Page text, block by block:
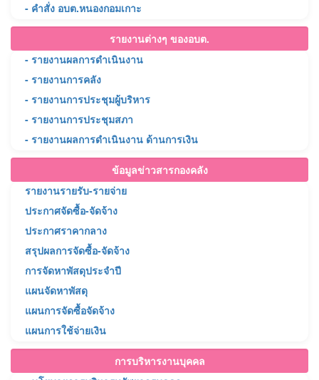
- คำสั่ง อบต.หนองกอมเกาะ
รายงานต่างๆ ของอบต.
- รายงานผลการดำเนินงาน
- รายงานการคลัง
- รายงานการประชุมผู้บริหาร
- รายงานการประชุมสภา
- รายงานผลการดำเนินงาน ด้านการเงิน
ข้อมูลข่าวสารกองคลัง
รายงานรายรับ-รายจ่าย
ประกาศจัดซื้อ-จัดจ้าง
ประกาศราคากลาง
สรุปผลการจัดซื้อ-จัดจ้าง
การจัดหาพัสดุประจำปี
แผนจัดหาพัสดุ
แผนการจัดซื้อจัดจ้าง
แผนการใช้จ่ายเงิน
การบริหารงานบุคคล